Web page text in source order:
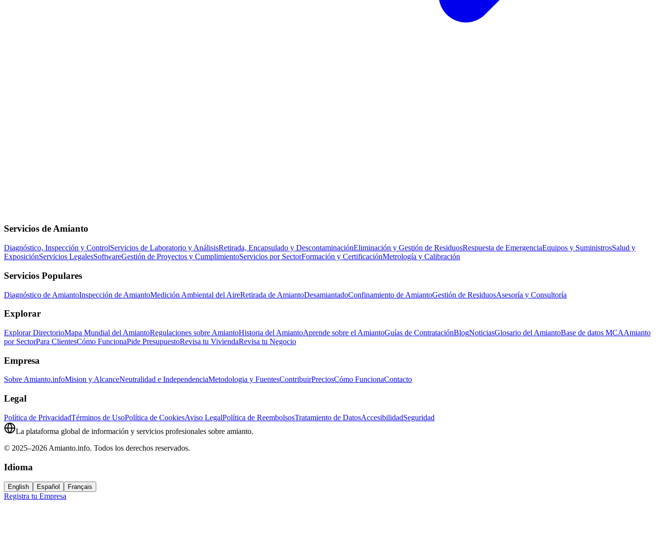
Servicios de Amianto
Diagnóstico, Inspección y ControlServicios de Laboratorio y AnálisisRetirada, Encapsulado y DescontaminaciónEliminación y Gestión de ResiduosRespuesta de EmergenciaEquipos y SuministrosSalud y
ExposiciónServicios LegalesSoftwareGestión de Proyectos y CumplimientoServicios por SectorFormación y CertificaciónMetrología y Calibración
Servicios Populares
Diagnóstico de AmiantoInspección de AmiantoMedición Ambiental del AireRetirada de AmiantoDesamiantadoConfinamiento de AmiantoGestión de ResiduosAsesoría y Consultoría
Explorar
Explorar DirectorioMapa Mundial del AmiantoRegulaciones sobre AmiantoHistoria del AmiantoAprende sobre el AmiantoGuías de ContrataciónBlogNoticiasGlosario del AmiantoBase de datos MCAAmianto
por SectorPara ClientesCómo FuncionaPide PresupuestoRevisa tu ViviendaRevisa tu Negocio
Empresa
Sobre Amianto.infoMision y AlcanceNeutralidad e IndependenciaMetodologia y FuentesContribuirPreciosCómo FuncionaContacto
Legal
Política de PrivacidadTérminos de UsoPolítica de CookiesAviso LegalPolítica de ReembolsosTratamiento de DatosAccesibilidadSeguridad
La plataforma global de información y servicios profesionales sobre amianto.
© 2025–2026 Amianto.info. Todos los derechos reservados.
Idioma
English Español Français
Registra tu Empresa